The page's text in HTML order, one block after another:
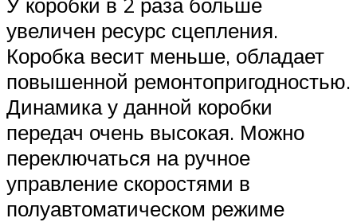
увеличен ресурс сцепления.
Коробка весит меньше, обладает
повышенной ремонтопригодностью.
Динамика у данной коробки
передач очень высокая. Можно
переключаться на ручное
управление скоростями в
полуавтоматическом режиме